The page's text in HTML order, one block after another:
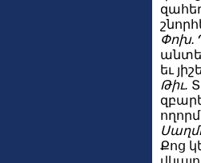
Փոխ.
եւ
Թիւ.
Քոց